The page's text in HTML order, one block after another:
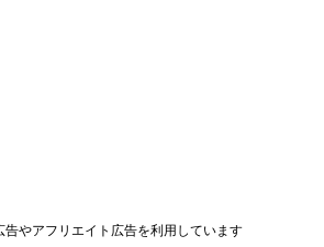
告やアフリエイト広告を利用しています